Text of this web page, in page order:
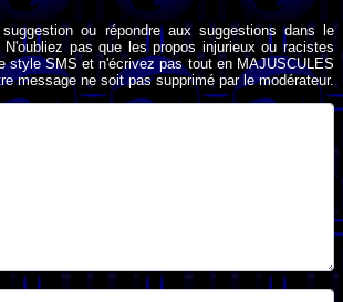
ou répondre aux suggestions dans le
N'oubliez pas que les propos injurieux ou racistes
style SMS et n'écrivez pas tout en MAJUSCULES
message ne soit pas supprimé par le modérateur.